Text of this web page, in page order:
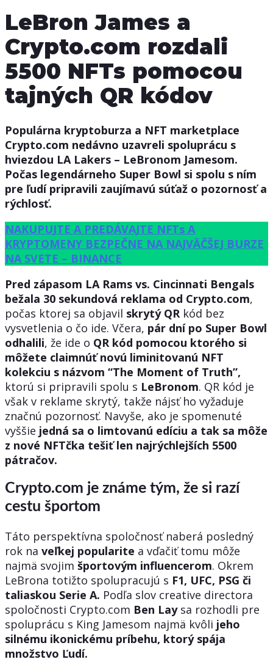
LeBron James a
Crypto.com rozdali
5500 NFTs pomocou
tajných QR kódov
Populárna kryptoburza a NFT marketplace
Crypto.com nedávno uzavreli spoluprácu s
hviezdou LA Lakers – LeBronom Jamesom.
Počas legendárneho Super Bowl si spolu s ním
pre ľudí pripravili zaujímavú súťaž o pozornosť a
rýchlosť.
NAKUPUJTE A PREDÁVAJTE NFTs A
KRYPTOMENY BEZPEČNE NA NAJVÄČŠEJ BURZE
NA SVETE – BINANCE
Pred zápasom LA Rams vs. Cincinnati Bengals
bežala 30 sekundová reklama od Crypto.com,
počas ktorej sa objavil skrytý QR kód bez
vysvetlenia o čo ide. Včera, pár dní po Super Bowl
odhalili, že ide o QR kód pomocou ktorého si
môžete claimnúť novú liminitovanú NFT
kolekciu s názvom “The Moment of Truth”,
ktorú si pripravili spolu s LeBronom. QR kód je
však v reklame skrytý, takže nájsť ho vyžaduje
značnú pozornosť. Navyše, ako je spomenuté
vyššie jedná sa o limtovanú edíciu a tak sa môže
z nové NFTčka tešiť len najrýchlejších 5500
pátračov.
Crypto.com je známe tým, že si razí
cestu športom
Táto perspektívna spoločnosť naberá posledný
rok na veľkej popularite a vďačiť tomu môže
najmä svojim športovým influencerom. Okrem
LeBrona totižto spolupracujú s F1, UFC, PSG či
taliaskou Serie A. Podľa slov creative directora
spoločnosti Crypto.com Ben Laysa rozhodli pre
spoluprácu s King Jamesom najmä kvôli jeho
silnému ikonickému príbehu, ktorý spája
množstvo Ľudí.